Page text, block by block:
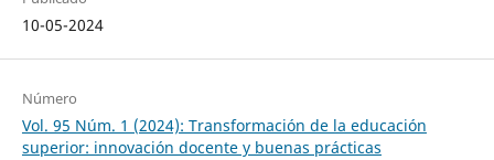
10-05-2024
Número
Vol. 95 Núm. 1 (2024): Transformación de la educación
superior: innovación docente y buenas prácticas